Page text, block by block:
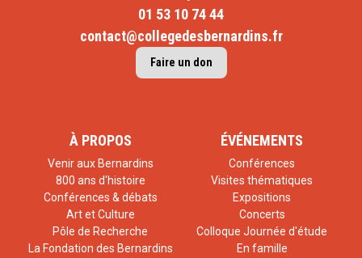
01 53 10 74 44
contact@collegedesbernardins.fr
Faire un don
À PROPOS
Venir aux Bernardins
800 ans d'histoire
Conférences & débats
Art et Culture
Pôle de Recherche
La Fondation des Bernardins
ÉVÉNEMENTS
Conférences
Visites thématiques
Expositions
Concerts
Colloque Journée d'étude
En famille